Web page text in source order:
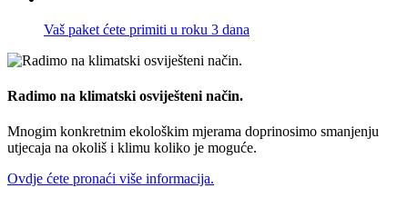
Vaš paket ćete primiti u roku 3 dana
Radimo na klimatski osviješteni način.
Mnogim konkretnim ekološkim mjerama doprinosimo smanjenju
utjecaja na okoliš i klimu koliko je moguće.
Ovdje ćete pronaći više informacija.